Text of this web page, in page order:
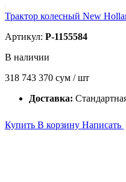
Трактор колесный New
Артикул: P-1155584
В наличии
318 743 370 сум / шт
Доставка:
Купить В корзину Написать